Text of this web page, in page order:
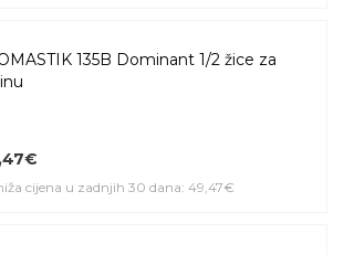
135B Dominant 1/2 žice za
cijena u zadnjih 30 dana: 49,47€